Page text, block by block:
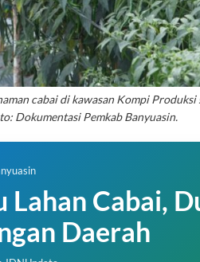
cabai di kawasan Kompi Produksi
Dokumentasi Pemkab Banyuasin.
Lahan Cabai,
Daerah